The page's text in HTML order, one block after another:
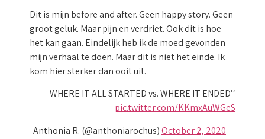
Dit is mijn before and after. Geen happy story. Geen
groot geluk. Maar pijn en verdriet. Ook dit is hoe
het kan gaan. Eindelijk heb ik de moed gevonden
mijn verhaal te doen. Maar dit is niet het einde. Ik
kom hier sterker dan ooit uit.
‘WHERE IT ALL STARTED vs. WHERE IT ENDED’
pic.twitter.com/KKmxAuWGeS
— Anthonia R. (@anthoniarochus)
October 2, 2020